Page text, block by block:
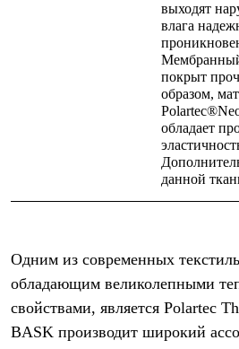
выходят
влага
покрыт
образом,
обладает
данной
Одним из современных
обладающим великолепными
свойствами, является Polartec
BASK производит широкий